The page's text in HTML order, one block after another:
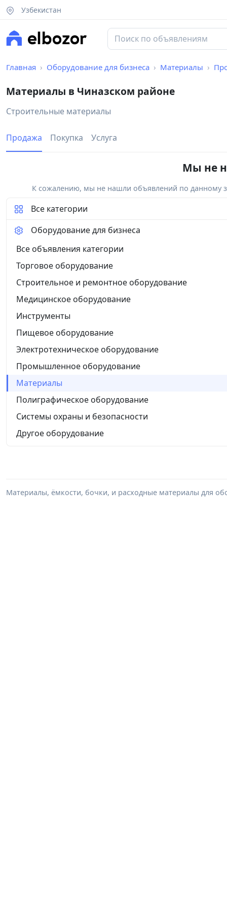
Узбекистан
Главная Оборудование для бизнеса Материалы
Материалы в Чиназском районе
Строительные материалы
Продажа Покупка Услуга
Мы не
К сожалению, мы не нашли объявлений по данному
Все категории
Оборудование для бизнеса
Все объявления категории
Торговое оборудование
Строительное и ремонтное оборудование
Медицинское оборудование
Инструменты
Пищевое оборудование
Электротехническое оборудование
Промышленное оборудование
Материалы
Полиграфическое оборудование
Системы охраны и безопасности
Другое оборудование
Материалы, ёмкости, бочки, и расходные материалы для